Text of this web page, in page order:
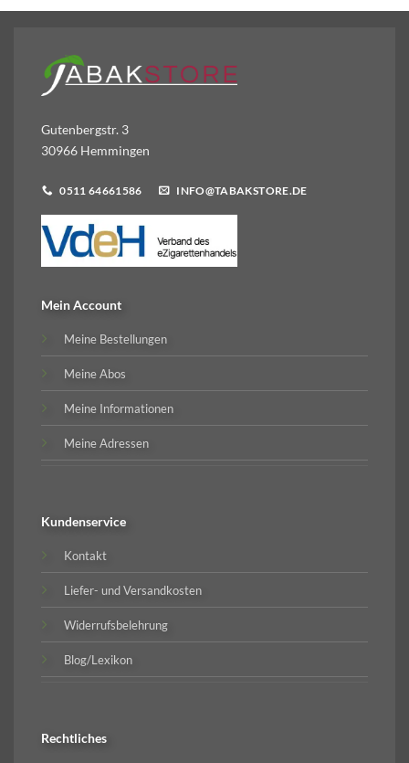
Gutenbergstr. 3
30966 Hemmingen
0511 64661586 INFO@TABAKSTORE.DE
Mein Account
Meine Bestellungen
Meine Abos
Meine Informationen
Meine Adressen
Kundenservice
Kontakt
Liefer- und Versandkosten
Widerrufsbelehrung
Blog/Lexikon
Rechtliches